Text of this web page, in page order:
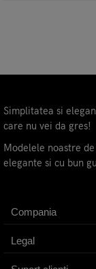
Simplitatea si
care nu vei da gres!
Modelele noastre
elegante si cu bun
Compania
Legal